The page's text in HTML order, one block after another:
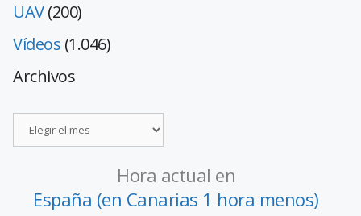
UAV(200)
Vídeos (1.046)
Archivos
Hora actual en
España (en Canarias 1 hora menos)